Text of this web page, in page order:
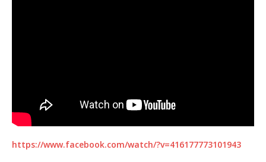
https://www.facebook.com/watch/?v=416177773101943